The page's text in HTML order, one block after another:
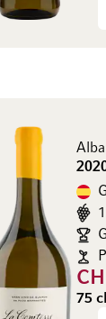
75 cl